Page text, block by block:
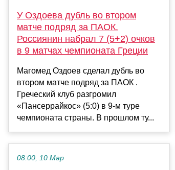
У Оздоева дубль во втором
матче подряд за ПАОК.
Россиянин набрал 7 (5+2) очков
в 9 матчах чемпионата Греции
Магомед Оздоев сделал дубль во
втором матче подряд за ПАОК .
Греческий клуб разгромил
«Пансеррайкос» (5:0) в 9-м туре
чемпионата страны. В прошлом ту...
08:00, 10 Мар